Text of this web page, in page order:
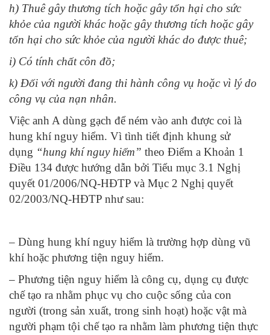
h) Thuê gây thương tích hoặc gây tổn hại cho sức
khỏe của người khác hoặc gây thương tích hoặc gây
tổn hại cho sức khỏe của người khác do được thuê;
i) Có tính chất côn đồ;
k) Đối với người đang thi hành công vụ hoặc vì lý do
công vụ của nạn nhân.
Việc anh A dùng gạch để ném vào anh được coi là
hung khí nguy hiểm. Vì tình tiết định khung sử
dụng “hung khí nguy hiểm” theo Điểm a Khoản 1
Điều 134 được hướng dẫn bởi Tiểu mục 3.1 Nghị
quyết 01/2006/NQ-HĐTP và Mục 2 Nghị quyết
02/2003/NQ-HĐTP như sau:
– Dùng hung khí nguy hiểm là trường hợp dùng vũ
khí hoặc phương tiện nguy hiểm.
– Phương tiện nguy hiểm là công cụ, dụng cụ được
chế tạo ra nhằm phục vụ cho cuộc sống của con
người (trong sản xuất, trong sinh hoạt) hoặc vật mà
người phạm tội chế tạo ra nhằm làm phương tiện thực